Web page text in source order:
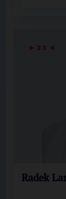
▶ 23 ◀
Radek